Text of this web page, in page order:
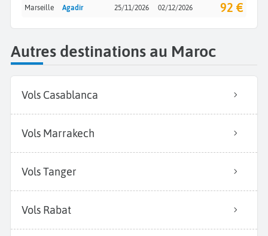
Marseille Agadir 25/11/2026 02/12/2026 92 €
Autres destinations au Maroc
Vols Casablanca
Vols Marrakech
Vols Tanger
Vols Rabat